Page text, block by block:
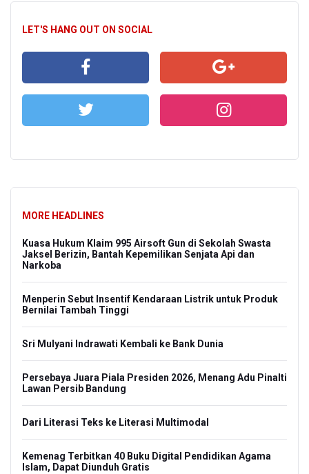
LET'S HANG OUT ON SOCIAL
MORE HEADLINES
Kuasa Hukum Klaim 995 Airsoft Gun di Sekolah Swasta
Jaksel Berizin, Bantah Kepemilikan Senjata Api dan
Narkoba
Menperin Sebut Insentif Kendaraan Listrik untuk Produk
Bernilai Tambah Tinggi
Sri Mulyani Indrawati Kembali ke Bank Dunia
Persebaya Juara Piala Presiden 2026, Menang Adu Pinalti
Lawan Persib Bandung
Dari Literasi Teks ke Literasi Multimodal
Kemenag Terbitkan 40 Buku Digital Pendidikan Agama
Islam, Dapat Diunduh Gratis